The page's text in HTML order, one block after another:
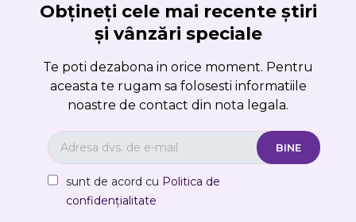
Obțineți cele mai recente știri
și vânzări speciale
Te poti dezabona in orice moment. Pentru
aceasta te rugam sa folosesti informatiile
noastre de contact din nota legala.
sunt de acord cu Politica de
confidențialitate